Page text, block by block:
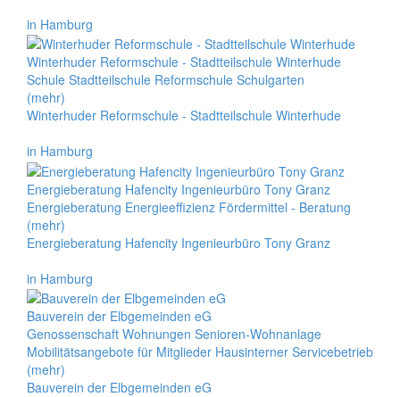
in Hamburg
Winterhuder Reformschule - Stadtteilschule Winterhude
Schule Stadtteilschule Reformschule Schulgarten
(mehr)
Winterhuder Reformschule - Stadtteilschule Winterhude
in Hamburg
Energieberatung Hafencity Ingenieurbüro Tony Granz
Energieberatung Energieeffizienz Fördermittel - Beratung
(mehr)
Energieberatung Hafencity Ingenieurbüro Tony Granz
in Hamburg
Bauverein der Elbgemeinden eG
Genossenschaft Wohnungen Senioren-Wohnanlage
Mobilitätsangebote für Mitglieder Hausinterner Servicebetrieb
(mehr)
Bauverein der Elbgemeinden eG